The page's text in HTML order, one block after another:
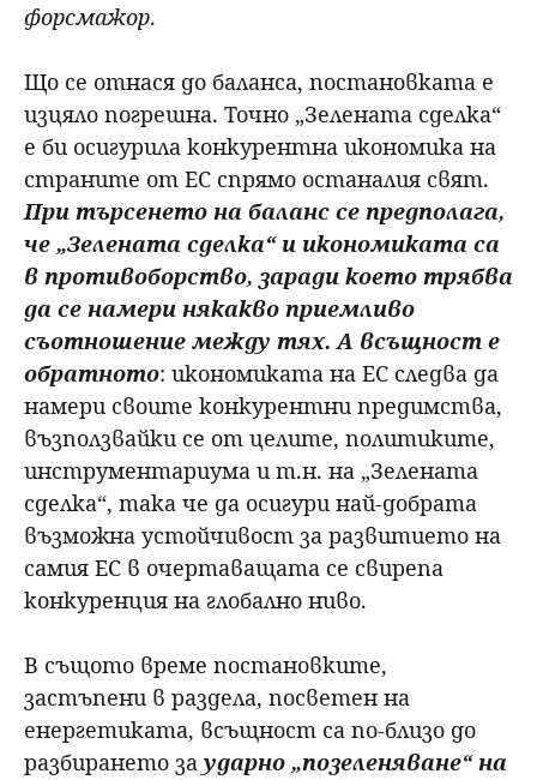
форсмажор.
Що се отнася до баланса, постановката е
изцяло погрешна. Точно „Зелената сделка“
е би осигурила конкурентна икономика на
страните от ЕС спрямо останалия свят.
При търсенето на баланс се предполага,
че „Зелената сделка“ и икономиката са
в противоборство, заради което трябва
да се намери някакво приемливо
съотношение между тях. А всъщност е
обратното: икономиката на ЕС следва да
намери своите конкурентни предимства,
възползвайки се от целите, политиките,
инструментариума и т.н. на „Зелената
сделка“, така че да осигури най-добрата
възможна устойчивост за развитието на
самия ЕС в очертаващата се свирепа
конкуренция на глобално ниво.
В същото време постановките,
застъпени в раздела, посветен на
енергетиката, всъщност са по-близо до
разбирането за ударно „позеленяване“ на